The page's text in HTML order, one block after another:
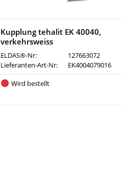
Kupplung tehalit EK 40040,
verkehrsweiss
ELDAS®-Nr:
127663072
Lieferanten-Art-Nr:
EK4004079016
Wird bestellt